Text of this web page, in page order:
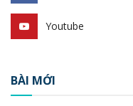
Youtube
BÀI MỚI